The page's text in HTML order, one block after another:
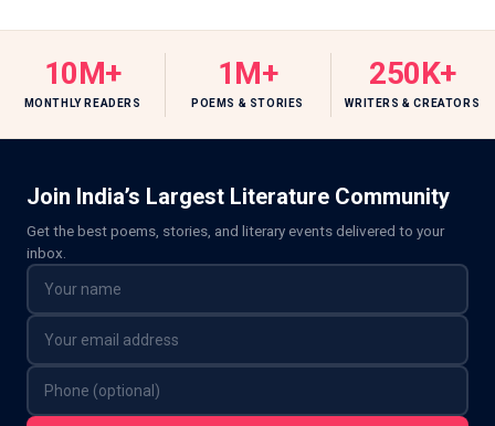
10M+
MONTHLY READERS
1M+
POEMS & STORIES
250K+
WRITERS & CREATORS
Join India’s Largest Literature Community
Get the best poems, stories, and literary events delivered to your
inbox.